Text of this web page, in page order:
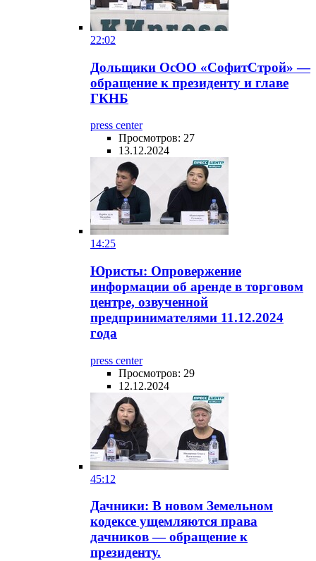
22:02
Дольщики ОсОО «СофитСтрой» —
обращение к президенту и главе
ГКНБ
press center
Просмотров: 27
13.12.2024
14:25
Юристы: Опровержение
информации об аренде в торговом
центре, озвученной
предпринимателями 11.12.2024
года
press center
Просмотров: 29
12.12.2024
45:12
Дачники: В новом Земельном
кодексе ущемляются права
дачников — обращение к
президенту.